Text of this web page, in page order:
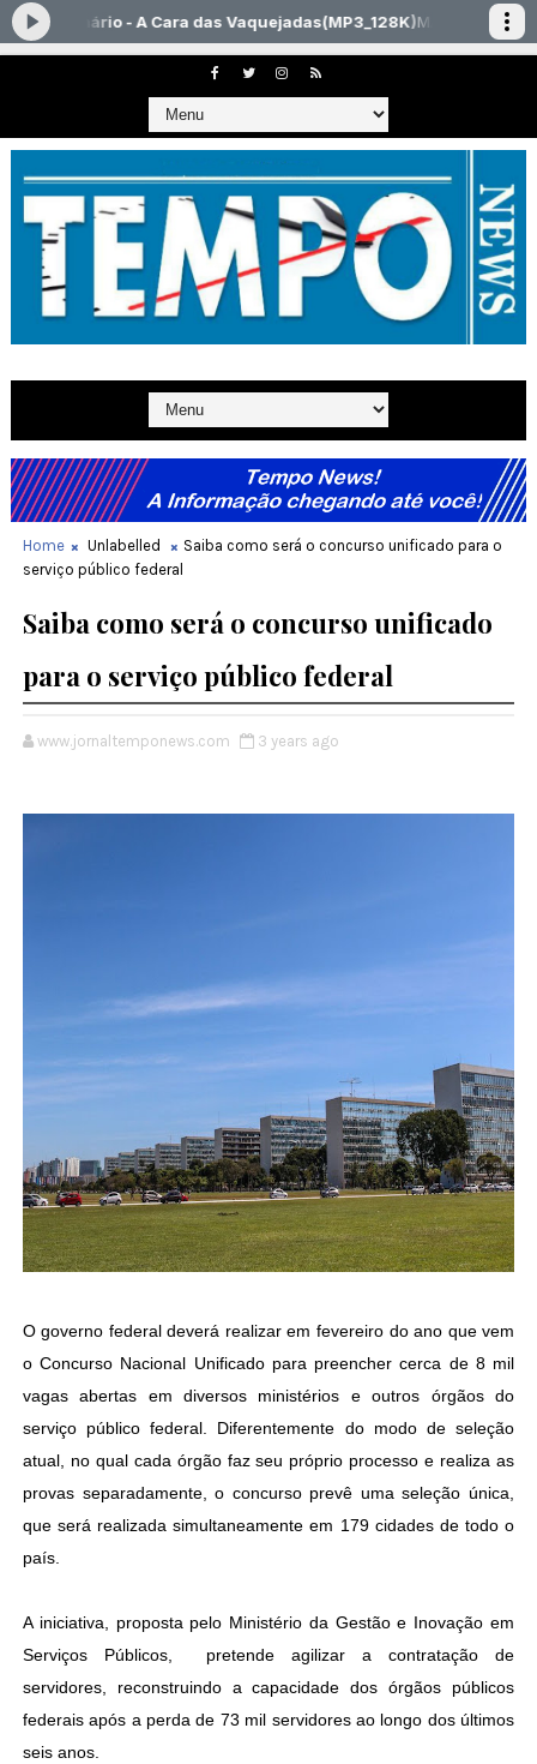
Home Unlabelled
Saiba como será o concurso unificado para o
serviço público federal
Saiba como será o concurso unificado
para o serviço público federal
www.jornaltemponews.com 3 years ago
O governo federal deverá realizar em fevereiro do ano que vem
o Concurso Nacional Unificado para preencher cerca de 8 mil
vagas abertas em diversos ministérios e outros órgãos do
serviço público federal. Diferentemente do modo de seleção
atual, no qual cada órgão faz seu próprio processo e realiza as
provas separadamente, o concurso prevê uma seleção única,
que será realizada simultaneamente em 179 cidades de todo o
país.
A iniciativa, proposta pelo Ministério da Gestão e Inovação em
Serviços Públicos, pretende agilizar a contratação de
servidores, reconstruindo a capacidade dos órgãos públicos
federais após a perda de 73 mil servidores ao longo dos últimos
seis anos.